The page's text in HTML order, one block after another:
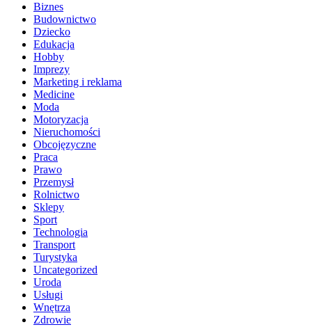
Biznes
Budownictwo
Dziecko
Edukacja
Hobby
Imprezy
Marketing i reklama
Medicine
Moda
Motoryzacja
Nieruchomości
Obcojęzyczne
Praca
Prawo
Przemysł
Rolnictwo
Sklepy
Sport
Technologia
Transport
Turystyka
Uncategorized
Uroda
Usługi
Wnętrza
Zdrowie